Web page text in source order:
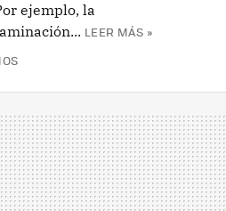
ejemplo, la
LEER MÁS »